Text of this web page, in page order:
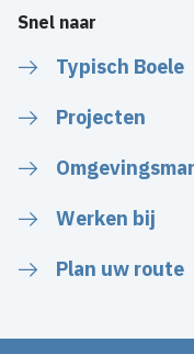
Snel naar
Typisch Boele
Projecten
Werken bij
Plan uw route